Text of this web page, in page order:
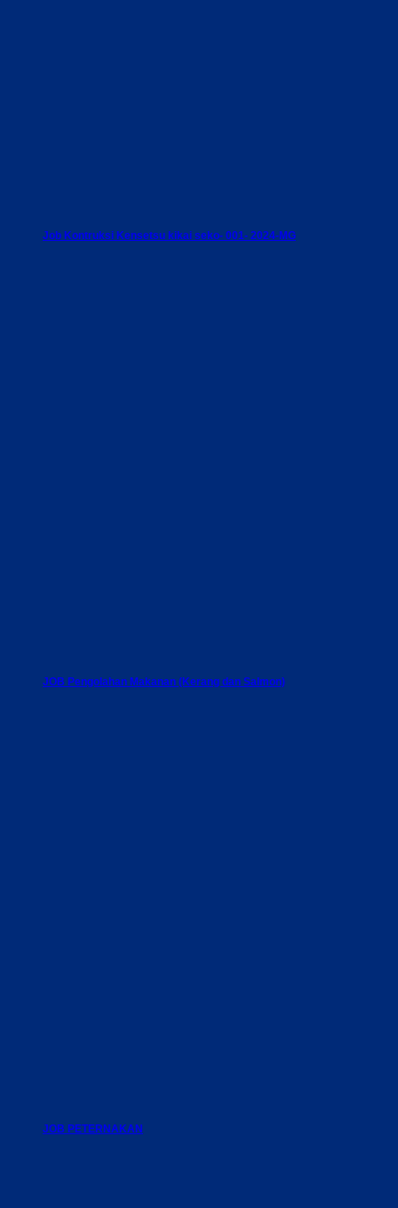
Job Kontruksi Kensetsu kikai seko- 001- 2024-MG
JOB Pengolahan Makanan (Kerang dan Salmon)
JOB PETERNAKAN